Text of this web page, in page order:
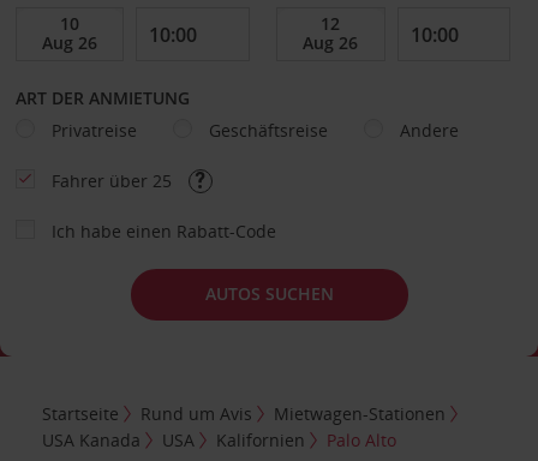
ART DER ANMIETUNG
Privatreise
Geschäftsreise Andere
Fahrer über 25
Ich habe einen Rabatt-Code
AUTOS SUCHEN
Startseite Rund um Avis
Mietwagen-Stationen
USA Kanada
USA Kalifornien Palo Alto